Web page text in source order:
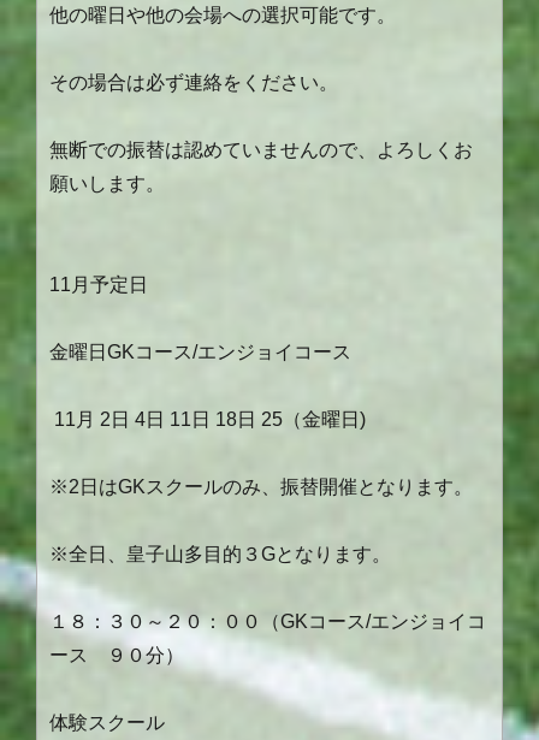
他の曜日や他の会場への選択可能です。
その場合は必ず連絡をください。
無断での振替は認めていませんので、よろしくお
願いします。
11月予定日
金曜日GKコース/エンジョイコース
11月 2日 4日 11日 18日 25（金曜日)
※2日はGKスクールのみ、振替開催となります。
※全日、皇子山多目的３Gとなります。
１８：３０～２０：００（GKコース/エンジョイコ
ース ９０分）
体験スクール